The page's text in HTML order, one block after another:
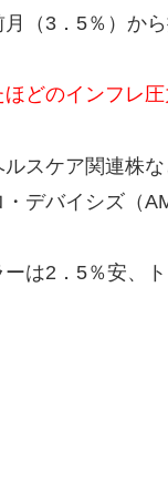
（3．5％）か
どのインフレ
スケア関連株
デバイシズ（
は2．5％安、